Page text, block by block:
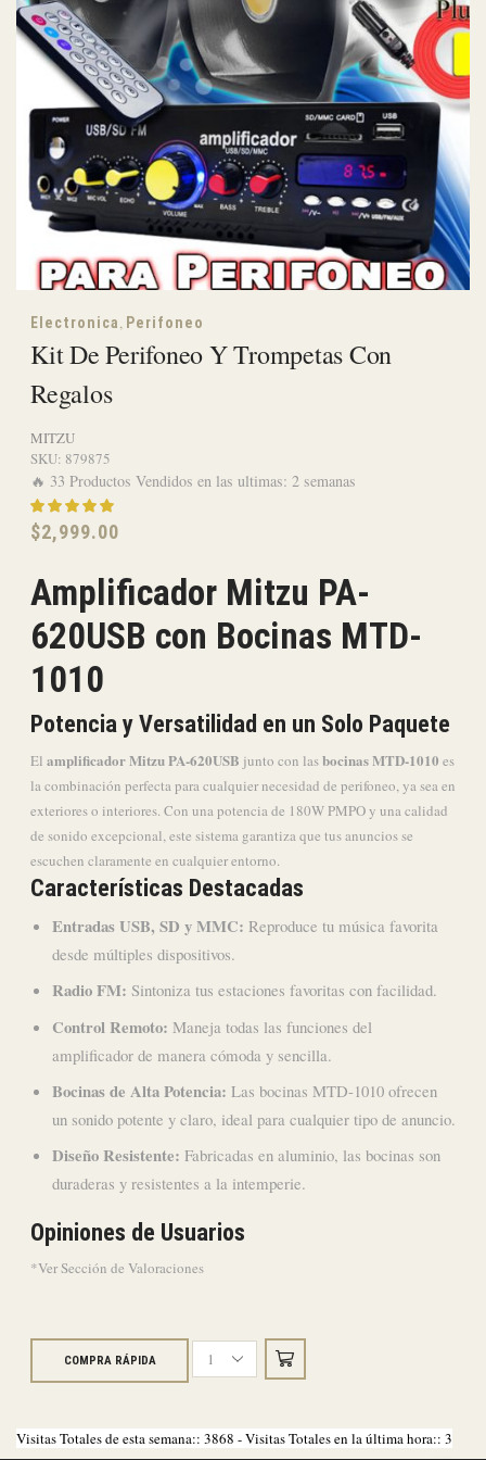
Electronica, Perifoneo
Kit De Perifoneo Y Trompetas Con
Regalos
MITZU
SKU: 879875
🔥 33 Productos Vendidos en las ultimas: 2 semanas
$2,999.00
Amplificador Mitzu PA-
620USB con Bocinas MTD-
1010
Potencia y Versatilidad en un Solo Paquete
El amplificador Mitzu PA-620USB junto con lasbocinas MTD-1010 es
la combinación perfecta para cualquier necesidad de perifoneo, ya sea en
exteriores o interiores. Con una potencia de 180W PMPO y una calidad
de sonido excepcional, este sistema garantiza que tus anuncios se
escuchen claramente en cualquier entorno.
Características Destacadas
Entradas USB, SD y MMC: Reproduce tu música favorita
desde múltiples dispositivos.
Radio FM: Sintoniza tus estaciones favoritas con facilidad.
Control Remoto: Maneja todas las funciones del
amplificador de manera cómoda y sencilla.
Bocinas de Alta Potencia: Las bocinas MTD-1010 ofrecen
un sonido potente y claro, ideal para cualquier tipo de anuncio.
Diseño Resistente: Fabricadas en aluminio, las bocinas son
duraderas y resistentes a la intemperie.
Opiniones de Usuarios
*Ver Sección de Valoraciones
COMPRA RÁPIDA
Kit
y
Trompetas
Visitas Totales de esta semana:: 3868 - Visitas Totales en la última hora:: 3